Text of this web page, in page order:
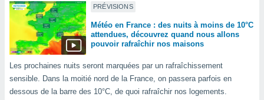
de très
sur
et
au
vous
PRÉVISIONS
Météo en France : des nuits à moins de 10°C
attendues, découvrez quand nous allons
pouvoir rafraîchir nos maisons
Les prochaines nuits seront marquées par un rafraîchissement
sensible. Dans la moitié nord de la France, on passera parfois en
dessous de la barre des 10°C, de quoi rafraîchir nos logements.